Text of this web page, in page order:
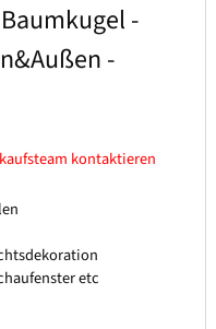
-
-
kontaktieren
etc